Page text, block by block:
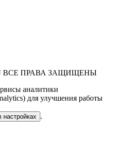
ВСЕ ПРАВА ЗАЩИЩЕНЫ
аналитики
для улучшения работы
настройках .